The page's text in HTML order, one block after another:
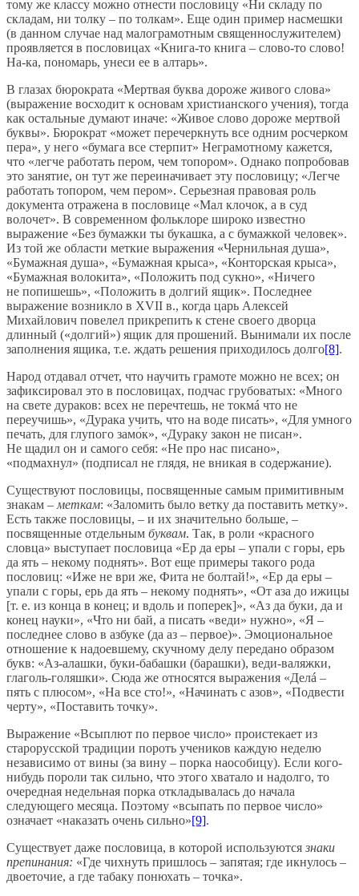
тому же классу можно отнести пословицу «Ни складу по
складам, ни толку – по толкам». Еще один пример насмешки
(в данном случае над малограмотным священнослужителем)
проявляется в пословицах «Книга-то книга – слово-то слово!
На-ка, пономарь, унеси ее в алтарь».
В глазах бюрократа «Мертвая буква дороже живого слова»
(выражение восходит к основам христианского учения), тогда
как остальные думают иначе: «Живое слово дороже мертвой
буквы». Бюрократ «может перечеркнуть все одним росчерком
пера», у него «бумага все стерпит» Неграмотному кажется,
что «легче работать пером, чем топором». Однако попробовав
это занятие, он тут же переиначивает эту пословицу; «Легче
работать топором, чем пером». Серьезная правовая роль
документа отражена в пословице «Мал клочок, а в суд
волочет». В современном фольклоре широко известно
выражение «Без бумажки ты букашка, а с бумажкой человек».
Из той же области меткие выражения «Чернильная душа»,
«Бумажная душа», «Бумажная крыса», «Конторская крыса»,
«Бумажная волокита», «Положить под сукно», «Ничего
не попишешь», «Положить в долгий ящик». Последнее
выражение возникло в XVII в., когда царь Алексей
Михайлович повелел прикрепить к стене своего дворца
длинный («долгий») ящик для прошений. Вынимали их после
заполнения ящика, т.е. ждать решения приходилось долго[8].
Народ отдавал отчет, что научить грамоте можно не всех; он
зафиксировал это в пословицах, подчас грубоватых: «Много
на свете дураков: всех не перечтешь, не токмá что не
переучишь», «Дурака учить, что на воде писать», «Для умного
печать, для глупого замо́к», «Дураку закон не писан».
Не щадил он и самого себя: «Не про нас писано»,
«подмахнул» (подписал не глядя, не вникая в содержание).
Существуют пословицы, посвященные самым примитивным
знакам –меткам: «Заломить было ветку да поставить метку».
Есть также пословицы, – и их значительно больше, –
посвященные отдельным буквам. Так, в роли «красного
словца» выступает пословица «Ер да еры – упали с горы, ерь
да ять – некому поднять». Вот еще примеры такого рода
пословиц: «Иже не ври же, Фита не болтай!», «Ер да еры –
упали с горы, ерь да ять – некому поднять», «От аза до ижицы
[т. е. из конца в конец; и вдоль и поперек]», «Аз да буки, да и
конец науки», «Что ни бай, а писать «веди» нужно», «Я –
последнее слово в азбуке (да аз – первое)». Эмоциональное
отношение к надоевшему, скучному делу передано образом
букв: «Аз-алашки, буки-бабашки (барашки), веди-валяжки,
глаголь-голяшки». Сюда же относятся выражения «Делá –
пять с плюсом», «На все сто!», «Начинать с азов», «Подвести
черту», «Поставить точку».
Выражение «Всыплют по первое число» проистекает из
старорусской традиции пороть учеников каждую неделю
независимо от вины (за вину – порка наособицу). Если кого-
нибудь пороли так сильно, что этого хватало и надолго, то
очередная недельная порка откладывалась до начала
следующего месяца. Поэтому «всыпать по первое число»
означает «наказать очень сильно»[9].
Существует даже пословица, в которой используются знаки
препинания: «Где чихнуть пришлось – запятая; где икнулось –
двоеточие, а где табаку понюхать – точка».